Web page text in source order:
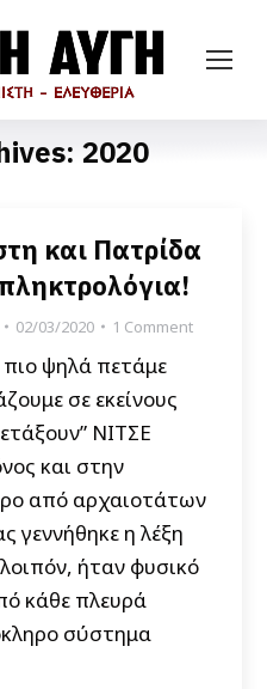
2020
και Πατρίδα
02/03/2020 1 Comment
ψηλά πετάμε
σε εκείνους
ΝΙΤΣΕ
και στην
από αρχαιοτάτων
γεννήθηκε η λέξη
ήταν φυσικό
κάθε πλευρά
σύστημα